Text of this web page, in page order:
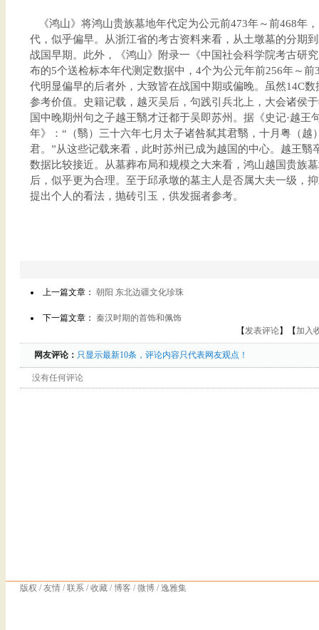
《鸿山》将鸿山贵族墓地年代定为公元前473年～前468年
代，似乎偏早。从浙江省的考古资料来看，从土墩墓的分期
战国早期。此外，《鸿山》附录一《中国社会科学院考古研
布的5个送检标本年代测定数据中，4个为公元年前256年～
代明显偏早的后者外，大致皆在战国中期或偏晚。虽然14C
参考价值。史籍记载，越灭吴后，句践引兵北上，大会诸侯
国中晚期州句之子越王翳才迁都于吴即苏州。据《史记·越王
年》：“（翳）三十六年七月太子诸咎弑其君翳，十月粤（越
君。”从这些记载来看，此时苏州已成为越国的中心。越王翳
数据比较接近。从墓葬布局和规模之大来看，鸿山越国贵族
后，似乎更为合理。至于邱承墩的墓主人是否属大夫一级，
提出个人的看法，抛砖引玉，供发掘者参考。
上一篇文章： 朝阳 东北边疆文化珍珠
下一篇文章： 秦汉时期的首饰和佩饰
【发表评论】【 加入
网友评论： 只显示最新10条，评论内容只代表网友观点！
没有任何评论
版权 /友情 /联系 /收藏 /博客 /微博 /逸雅集